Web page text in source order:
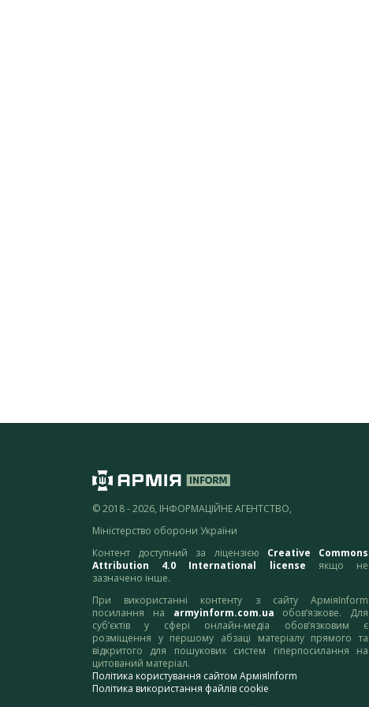
© 2018 - 2026, ІНФОРМАЦІЙНЕ АГЕНТСТВО,
Міністерство оборони України
Контент доступний за ліцензією Creative Commons
Attribution 4.0 International license якщо не
зазначено інше.
При використанні контенту з сайту АрміяInform
посилання на armyinform.com.ua обов’язкове. Для
суб’єктів у сфері онлайн-медіа обов’язковим є
розміщення у першому абзаці матеріалу прямого та
відкритого для пошукових систем гіперпосилання на
цитований матеріал.
Політика користування сайтом АрміяInform
Політика використання файлів cookie